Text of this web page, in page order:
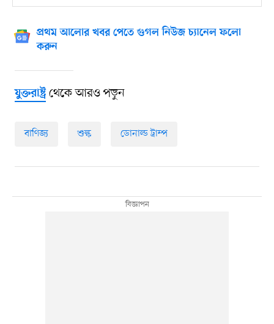
প্রথম আলোর খবর পেতে গুগল নিউজ চ্যানেল ফলো
করুন
যুক্তরাষ্ট্রথেকে আরও পড়ুন
বাণিজ্য শুল্ক ডোনাল্ড ট্রাম্প